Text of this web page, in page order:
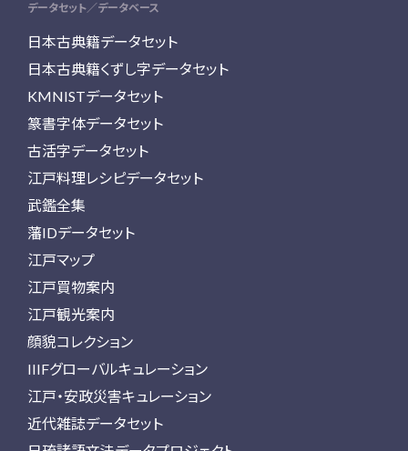
データセット／データベース
日本古典籍データセット
日本古典籍くずし字データセット
KMNISTデータセット
篆書字体データセット
古活字データセット
江戸料理レシピデータセット
武鑑全集
藩IDデータセット
江戸マップ
江戸買物案内
江戸観光案内
顔貌コレクション
IIIFグローバルキュレーション
江戸・安政災害キュレーション
近代雑誌データセット